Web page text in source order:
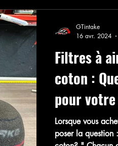
Filtres à
coton :
pour
Lorsque vous
poser la question
GTintake
16 avr. 2024